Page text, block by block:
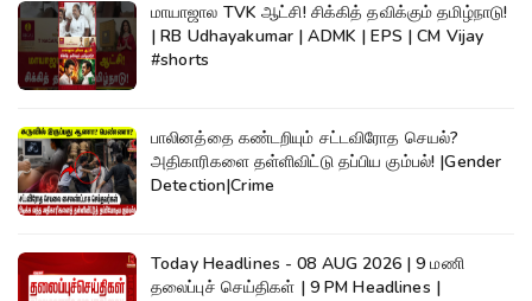
மாயாஜால TVK ஆட்சி! சிக்கித் தவிக்கும் தமிழ்நாடு!
| RB Udhayakumar | ADMK | EPS | CM Vijay
#shorts
பாலினத்தை கண்டறியும் சட்டவிரோத செயல்?
அதிகாரிகளை தள்ளிவிட்டு தப்பிய கும்பல்! |Gender
Detection|Crime
Today Headlines - 08 AUG 2026 | 9 மணி
தலைப்புச் செய்திகள் | 9 PM Headlines |